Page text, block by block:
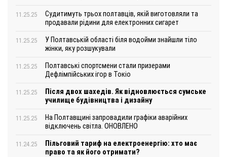
11.25.25
Судитимуть трьох полтавців, якій виготовляли та
продавали рідини для електронних сигарет
11.25.25
У Полтавській області біля водойми знайшли тіло
жінки, яку розшукували
11.25.25
Полтавські спортсмени стали призерами
Дефлімпійських ігор в Токіо
11.25.25
Після двох шахедів. Як відновлюється сумське
училище будівництва і дизайну
11.25.25
На Полтавщині запровадили графіки аварійних
відключень світла. ОНОВЛЕНО
11.24.25
Пільговий тариф на електроенергію: хто має
право та як його отримати?